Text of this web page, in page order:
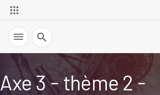
Recherche
Axe 3 - thème 2 -